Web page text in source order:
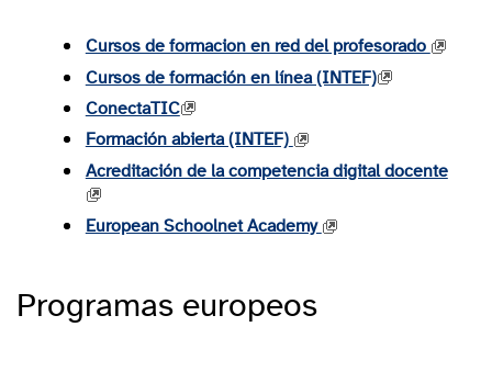
Cursos de formacion en red del profesorado
Cursos de formación en línea (INTEF)
ConectaTIC
Formación abierta (INTEF)
Acreditación de la competencia digital docente
European Schoolnet Academy
Programas europeos